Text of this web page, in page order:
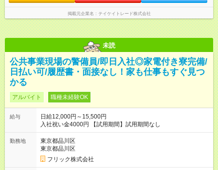
掲載元企業名 テイケイトレード株式会社
未読
公共事業現場の警備員/即日入社◎家電付き寮完備/
日払い可/履歴書・面接なし！家も仕事もすぐ見つ
かる
アルバイト 職種未経験OK
給与
日給12,000円～15,500円
入社祝い金4000円 【試用期間】試用期間なし
勤務地
東京都品川区
東京都品川区
フリック株式会社